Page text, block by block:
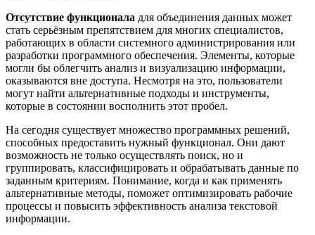
Отсутствие функционала для объединения данных может
стать серьёзным препятствием для многих специалистов,
работающих в области системного администрирования или
разработки программного обеспечения. Элементы, которые
могли бы облегчить анализ и визуализацию информации,
оказываются вне доступа. Несмотря на это, пользователи
могут найти альтернативные подходы и инструменты,
которые в состоянии восполнить этот пробел.
На сегодня существует множество программных решений,
способных предоставить нужный функционал. Они дают
возможность не только осуществлять поиск, но и
группировать, классифицировать и обрабатывать данные по
заданным критериям. Понимание, когда и как применять
альтернативные методы, поможет оптимизировать рабочие
процессы и повысить эффективность анализа текстовой
информации.